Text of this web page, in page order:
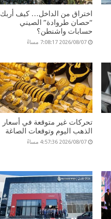
اختراق من الداخل… كيف أربك
“حصان طروادة” الصيني
حسابات واشنطن؟
2026/08/07 7:08:17 مساءً
تحركات غير متوقعة في أسعار
الذهب اليوم وتوقعات الصاغة
2026/08/07 4:57:36 مساءً